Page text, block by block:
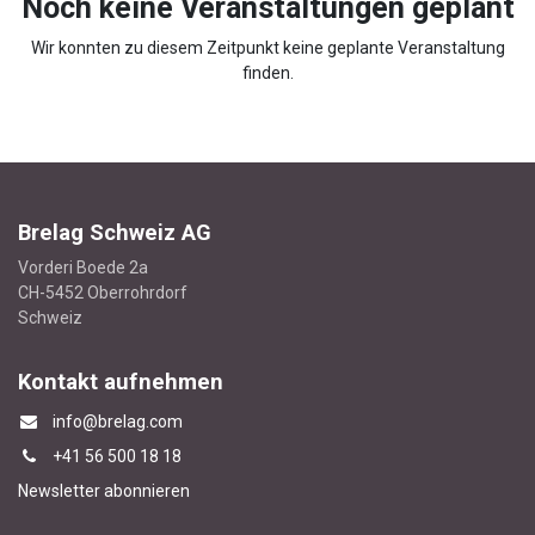
Noch keine Veranstaltungen geplant
Wir konnten zu diesem Zeitpunkt keine geplante Veranstaltung
finden.
Brelag Schweiz AG
Vorderi Boede 2a
CH-5452 Oberrohrdorf
Schweiz
Kontakt aufnehmen
info@brelag.com
+41 56 500 18 18
Newsletter abonnieren